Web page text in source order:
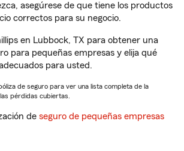
asegúrese de que tiene los productos
correctos para su negocio.
en Lubbock, TX para obtener una
para pequeñas empresas y elija qué
para usted.
de seguro para ver una lista completa de la
pérdidas cubiertas.
de seguro de pequeñas empresas